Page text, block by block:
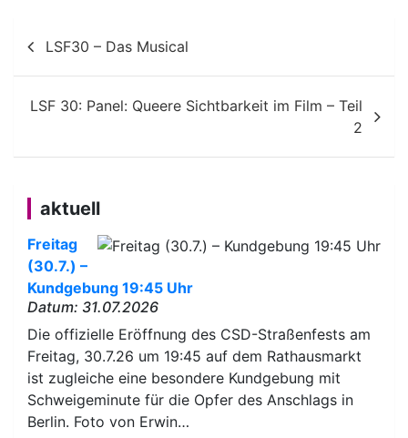
Beitragsnavigation
LSF30 – Das Musical
LSF 30: Panel: Queere Sichtbarkeit im Film – Teil
2
aktuell
Freitag
(30.7.) –
Kundgebung 19:45 Uhr
Datum: 31.07.2026
Die offizielle Eröffnung des CSD-Straßenfests am
Freitag, 30.7.26 um 19:45 auf dem Rathausmarkt
ist zugleiche eine besondere Kundgebung mit
Schweigeminute für die Opfer des Anschlags in
Berlin. Foto von Erwin…